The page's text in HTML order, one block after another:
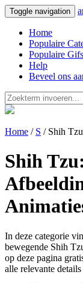
Toggle navigation
Home
Populaire
Populaire Gifs
Help
Beveel ons
Home / S / Shih Tzu
Shih
In deze categorie
bewegende Shih
op deze pagina
alle relevante